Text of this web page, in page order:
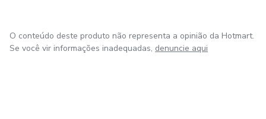
O conteúdo deste produto não representa a opinião da Hotmart.
Se você vir informações inadequadas, denuncie aqui